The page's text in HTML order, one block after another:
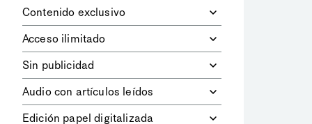
Contenido exclusivo
digitales dela diaria
los contenidos de Le Monde
diplomatique.
Acceso ilimitado
contenidos.
Sin publicidad
publicitarios.
Audio con artículos leídos
Edición papel digitalizada